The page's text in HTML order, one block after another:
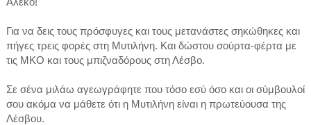
Για να δεις τους πρόσφυγες και τους μετανάστες σηκώθηκες και
πήγες τρεις φορές στη Μυτιλήνη. Και δώστου σούρτα-φέρτα με
τις ΜΚΟ και τους μπιζναδόρους στη Λέσβο.
Σε σένα μιλάω αγεωγράφητε που τόσο εσύ όσο και οι σύμβουλοί
σου ακόμα να μάθετε ότι η Μυτιλήνη είναι η πρωτεύουσα της
Λέσβου.